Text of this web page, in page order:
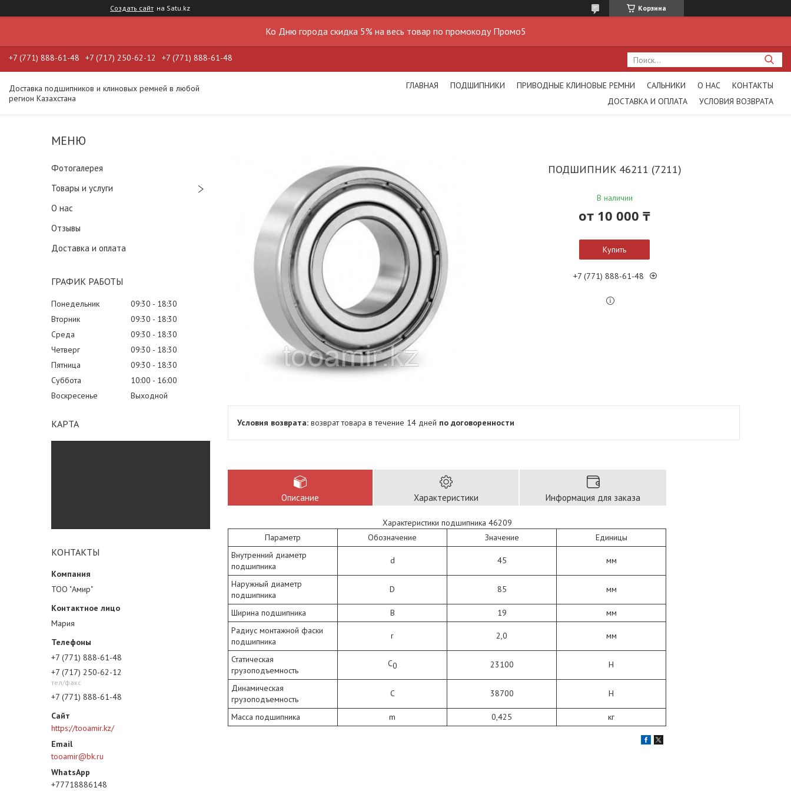
Создать сайт на Satu.kz Корзина
Ко Дню города скидка 5% на весь товар по промокоду Промо5
+7 (771) 888-61-48 +7 (717) 250-62-12 +7 (771) 888-61-48
Доставка подшипников и клиновых ремней в любой
регион Казахстана
ГЛАВНАЯ ПОДШИПНИКИ ПРИВОДНЫЕ КЛИНОВЫЕ РЕМНИ САЛЬНИКИ О НАС
КОНТАКТЫ
ДОСТАВКА И ОПЛАТА
УСЛОВИЯ ВОЗВРАТА
Фотогалерея
Товары и услуги
О нас
Отзывы
Доставка и оплата
ГРАФИК РАБОТЫ
Понедельник 09:30
18:30
Вторник
09:30
18:30
Среда
09:30
18:30
Четверг
09:30
18:30
Пятница
09:30
18:30
Суббота
10:00
16:00
Воскресенье
Выходной
КАРТА
КОНТАКТЫ
ТОО "Амир"
Мария
+7 (771) 888-61-48
+7 (717) 250-62-12
тел/факс
+7 (771) 888-61-48
https://tooamir.kz/
tooamir@bk.ru
+77718886148
ПОДШИПНИК 46211 (7211)
В наличии
от 10 000 ₸
Купить
+7 (771) 888-61-48
возврат товара в течение 14 дней по договоренности
Описание Характеристики Информация для заказа
Характеристики подшипника 46209
Параметр
Обозначение Значение
Единицы
Внутренний диаметр
подшипника
d 45 мм
Наружный диаметр
подшипника
D 85 мм
Ширина подшипника В 19
мм
Радиус монтажной фаски
подшипника
r 2,0 мм
Статическая
грузоподъемность
C0 23100 Н
Динамическая
грузоподъемность
C 38700 Н
Масса подшипника m 0,425 кг